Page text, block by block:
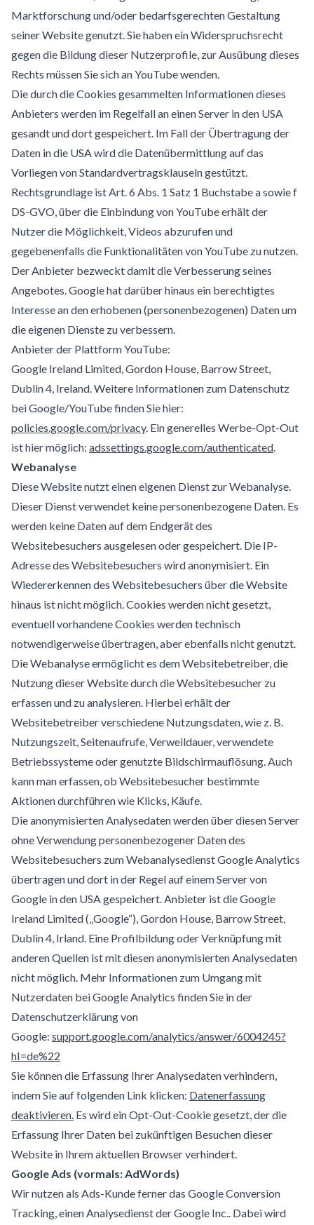
Marktforschung und/oder bedarfsgerechten Gestaltung
seiner Website genutzt. Sie haben ein Widerspruchsrecht
gegen die Bildung dieser Nutzerprofile, zur Ausübung dieses
Rechts müssen Sie sich an YouTube wenden.
Die durch die Cookies gesammelten Informationen dieses
Anbieters werden im Regelfall an einen Server in den USA
gesandt und dort gespeichert. Im Fall der Übertragung der
Daten in die USA wird die Datenübermittlung auf das
Vorliegen von Standardvertragsklauseln gestützt.
Rechtsgrundlage ist Art. 6 Abs. 1 Satz 1 Buchstabe a sowie f
DS-GVO, über die Einbindung von YouTube erhält der
Nutzer die Möglichkeit, Videos abzurufen und
gegebenenfalls die Funktionalitäten von YouTube zu nutzen.
Der Anbieter bezweckt damit die Verbesserung seines
Angebotes. Google hat darüber hinaus ein berechtigtes
Interesse an den erhobenen (personenbezogenen) Daten um
die eigenen Dienste zu verbessern.
Anbieter der Plattform YouTube:
Google Ireland Limited, Gordon House, Barrow Street,
Dublin 4, Ireland. Weitere Informationen zum Datenschutz
bei Google/YouTube finden Sie hier:
policies.google.com/privacy. Ein generelles Werbe-Opt-Out
ist hier möglich: adssettings.google.com/authenticated.
Webanalyse
Diese Website nutzt einen eigenen Dienst zur Webanalyse.
Dieser Dienst verwendet keine personenbezogene Daten. Es
werden keine Daten auf dem Endgerät des
Websitebesuchers ausgelesen oder gespeichert. Die IP-
Adresse des Websitebesuchers wird anonymisiert. Ein
Wiedererkennen des Websitebesuchers über die Website
hinaus ist nicht möglich. Cookies werden nicht gesetzt,
eventuell vorhandene Cookies werden technisch
notwendigerweise übertragen, aber ebenfalls nicht genutzt.
Die Webanalyse ermöglicht es dem Websitebetreiber, die
Nutzung dieser Website durch die Websitebesucher zu
erfassen und zu analysieren. Hierbei erhält der
Websitebetreiber verschiedene Nutzungsdaten, wie z. B.
Nutzungszeit, Seitenaufrufe, Verweildauer, verwendete
Betriebssysteme oder genutzte Bildschirmauflösung. Auch
kann man erfassen, ob Websitebesucher bestimmte
Aktionen durchführen wie Klicks, Käufe.
Die anonymisierten Analysedaten werden über diesen Server
ohne Verwendung personenbezogener Daten des
Websitebesuchers zum Webanalysedienst Google Analytics
übertragen und dort in der Regel auf einem Server von
Google in den USA gespeichert. Anbieter ist die Google
Ireland Limited („Google“), Gordon House, Barrow Street,
Dublin 4, Irland. Eine Profilbildung oder Verknüpfung mit
anderen Quellen ist mit diesen anonymisierten Analysedaten
nicht möglich. Mehr Informationen zum Umgang mit
Nutzerdaten bei Google Analytics finden Sie in der
Datenschutzerklärung von
Google: support.google.com/analytics/answer/6004245?
hI=de%22
Sie können die Erfassung Ihrer Analysedaten verhindern,
indem Sie auf folgenden Link klicken: Datenerfassung
deaktivieren. Es wird ein Opt-Out-Cookie gesetzt, der die
Erfassung Ihrer Daten bei zukünftigen Besuchen dieser
Website in Ihrem aktuellen Browser verhindert.
Google Ads (vormals: AdWords)
Wir nutzen als Ads-Kunde ferner das Google Conversion
Tracking, einen Analysedienst der Google Inc.. Dabei wird